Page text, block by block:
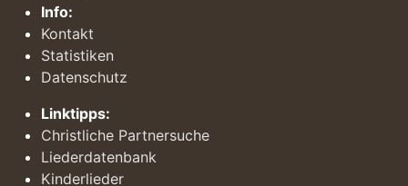
Info:
Kontakt
Statistiken
Datenschutz
Linktipps:
Christliche Partnersuche
Liederdatenbank
Kinderlieder